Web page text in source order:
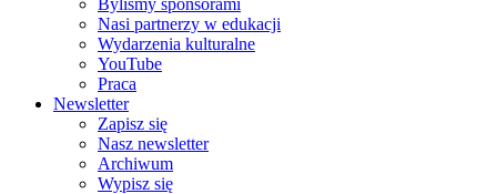
Byliśmy sponsorami
Nasi partnerzy w edukacji
Wydarzenia kulturalne
YouTube
Praca
Newsletter
Zapisz się
Nasz newsletter
Archiwum
Wypisz się